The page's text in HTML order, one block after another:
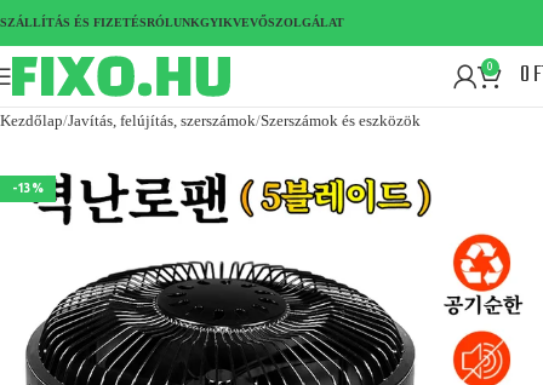
SZÁLLÍTÁS ÉS FIZETÉSRÓLUNKGYIKVEVŐSZOLGÁLAT
0 0
Kezdőlap Javítás, felújítás, szerszámok Szerszámok és eszközök
-13%